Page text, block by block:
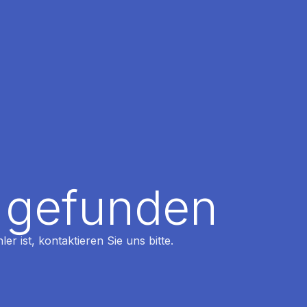
ist, kontaktieren Sie uns bitte.